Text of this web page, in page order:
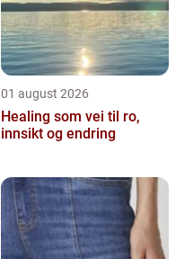
01 august 2026
Healing som vei til ro,
innsikt og endring